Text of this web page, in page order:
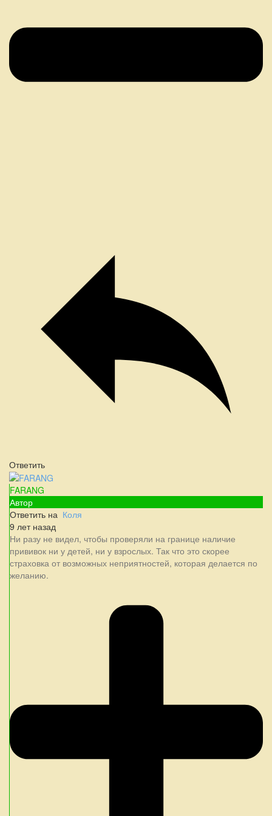
Ответить
FARANG
Автор
Ответить на Коля
9 лет назад
Ни разу не видел, чтобы проверяли на границе наличие
прививок ни у детей, ни у взрослых. Так что это скорее
страховка от возможных неприятностей, которая делается по
желанию.